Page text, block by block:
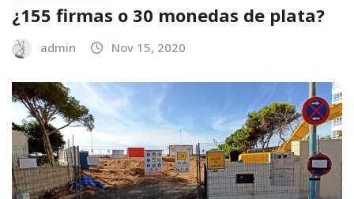
¿155 firmas o 30 monedas de plata?
admin Nov 15, 2020